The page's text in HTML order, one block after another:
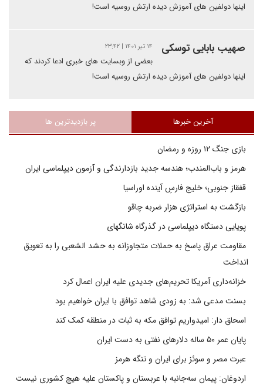
اینها دولفین های آموزش دیده ارتش روسیه است!
صهیب بابایی توسکی ۱۴ تیر ۱۴۰۱ | ۲۳:۴۲
بعضی از وبسایت های خبری ادعا کردند که
اینها دولفین های آموزش دیده ارتش روسیه است!
آخرین خبرها پر بازدیدترین ها
بازی جنگ ۱۲ روزه و رمضان
هرمز و باب‌المندب؛ هندسه جدید بازدارندگی و آزمون دیپلماسی ایران
قفقاز جنوبی؛ خلیج فارسِ آینده اوراسیا
بازگشت به استراتژی هزار ضربه چاقو
پویایی دستگاه دیپلماسی در گذرگاه شانگهای
مقاومت عراق پاسخ به حملات متجاوزانه به حشد الشعبی را به تعویق
انداخت
خزانه‌داری آمریکا تحریم‌های جدیدی علیه ایران اعمال کرد
بسنت مدعی شد: به زودی شاهد توافق با ایران خواهیم بود
اسحاق دار: امیدواریم توافق مکه به ثبات در منطقه کمک کند
پایان عمر ۵۰ ساله دلارهای نفتی به دست ایران
عبرت مصر و سوئز برای ایران و تنگه هرمز
اردوغان: پیمان سه‌جانبه با عربستان و پاکستان علیه هیچ کشوری نیست